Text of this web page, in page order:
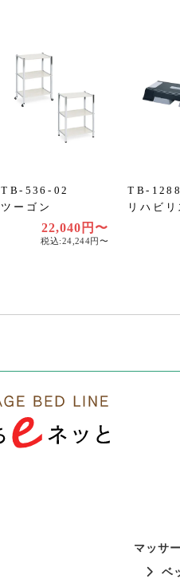
TB-536-02
ツーゴン
22,040円〜
税込:24,244円〜
TB-1288
リハビ
マッサ
ベ